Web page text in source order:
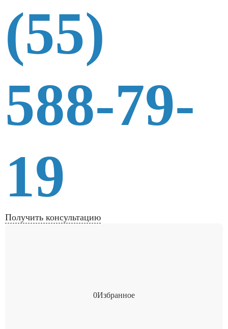
(55)
588-79-
19
Получить консультацию
0Избранное